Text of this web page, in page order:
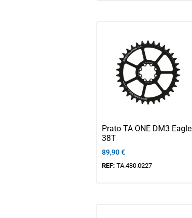
Prato TA ONE DM3 Eagle
38T
89,90€
REF: TA.480.0227